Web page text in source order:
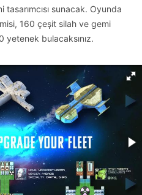
sunacak. Oyunda
160 çeşit silah ve gemi
yetenek bulacaksınız.